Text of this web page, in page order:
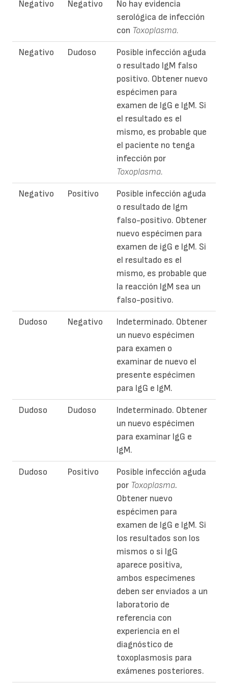
Negativo Negativo
No hay evidencia
serológica de infección
con Toxoplasma.
Negativo Dudoso
Posible infección aguda
o resultado IgM falso
positivo. Obtener nuevo
espécimen para
examen de IgG e IgM. Si
el resultado es el
mismo, es probable que
el paciente no tenga
infección por
Toxoplasma.
Negativo Positivo
Posible infección aguda
o resultado de Igm
falso-positivo. Obtener
nuevo espécimen para
examen de igG e IgM. Si
el resultado es el
mismo, es probable que
la reacción IgM sea un
falso-positivo.
Dudoso Negativo
Indeterminado. Obtener
un nuevo espécimen
para examen o
examinar de nuevo el
presente espécimen
para IgG e IgM.
Dudoso Dudoso
Indeterminado. Obtener
un nuevo espécimen
para examinar IgG e
IgM.
Dudoso Positivo
Posible infección aguda
por Toxoplasma.
Obtener nuevo
espécimen para
examen de IgG e IgM. Si
los resultados son los
mismos o si IgG
aparece positiva,
ambos especímenes
deben ser enviados a un
laboratorio de
referencia con
experiencia en el
diagnóstico de
toxoplasmosis para
exámenes posteriores.